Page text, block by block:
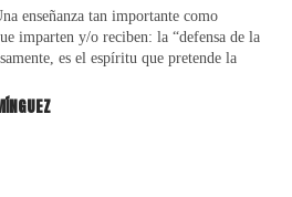
enseñanza tan importante como
imparten y/o reciben: la “defensa de la
es el espíritu que pretende la